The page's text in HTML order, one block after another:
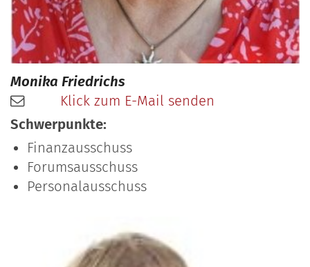
Monika Friedrichs
Klick zum E-Mail senden
Schwerpunkte:
Finanzausschuss
Forumsausschuss
Personalausschuss